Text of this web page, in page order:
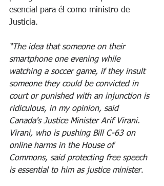
esencial para él como ministro de
Justicia.
“The idea that someone on their
smartphone one evening while
watching a soccer game, if they insult
someone they could be convicted in
court or punished with an injunction is
ridiculous, in my opinion, said
Canada's Justice Minister Arif Virani.
Virani, who is pushing Bill C-63 on
online harms in the House of
Commons, said protecting free speech
is essential to him as justice minister.